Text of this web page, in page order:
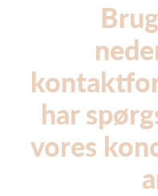
har
vores